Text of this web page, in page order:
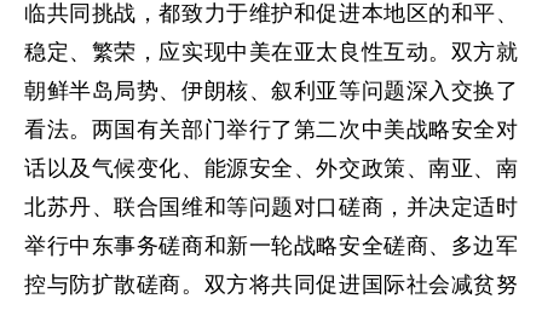
临共同挑战，都致力于维护和促进本地区的和平、
稳定、繁荣，应实现中美在亚太良性互动。双方就
朝鲜半岛局势、伊朗核、叙利亚等问题深入交换了
看法。两国有关部门举行了第二次中美战略安全对
话以及气候变化、能源安全、外交政策、南亚、南
北苏丹、联合国维和等问题对口磋商，并决定适时
举行中东事务磋商和新一轮战略安全磋商、多边军
控与防扩散磋商。双方将共同促进国际社会减贫努